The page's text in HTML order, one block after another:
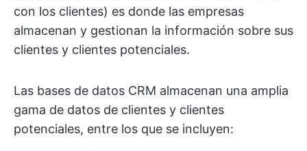
con los clientes) es donde las empresas
almacenan y gestionan la información sobre sus
clientes y clientes potenciales.
Las bases de datos CRM almacenan una amplia
gama de datos de clientes y clientes
potenciales, entre los que se incluyen: